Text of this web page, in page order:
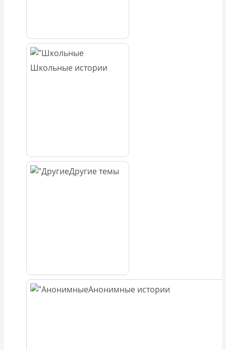
Школьные истории
Другие темы
Анонимные истории